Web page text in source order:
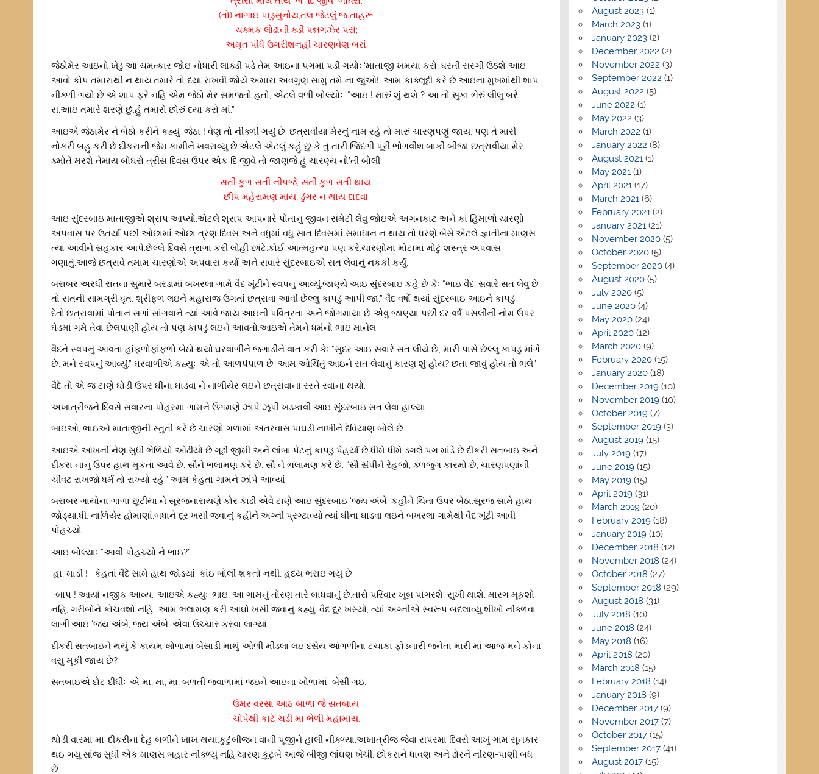
(તો) નાગાઇ પાડુસુંનોય,તલ જેટલું જ તાહરૂં.
ચક્મક લોઢાની ક્ડી પન્નગઝેર પરાં;
અમૃત પીધે ઉગરીશનહી ચારણવેણ બરાં.
જેઠોમેર આઇનો ખેડુ આ ચમત્કાર જોઇ નોધારી લાક્ડી પડે તેમ આઇના પગમાં પડી ગયોઃ ‘માતાજી ખમયા કરો, ધરતી સરગી ઉઠશે આઇ
આવો કોપ તમારાથી ન થાય.તમારે તો દયા રાખવી જોયે અમારા અવગુણ સામું તમે ના જુઓ!’ આમ કાક્લૂદી કરે છે.આઇના મુખમાંથી શાપ
નીક્ળી ગયો છે એ શાપ ફરે નહિ એમ જેઠો મેર સમજતો હતો, એટલે વળી બોલ્યોઃ “આઇ ! મારું શું થશે ? આ તો સુકા ભેરું લીલુ બરે
સ.આઇ તમારે શરણે છું.હું તમારો છોરું દયા કરો માં.”
આઇએ જેઠામેર ને બેઠો કરીને કહ્યું ‘જેઠા ! વેણ તો નીક્ળી ગયું છે. છત્રાવીયા મેરનું નામ રહે તો મારું ચારણપણું જાય, પણ તે મારી
નોકરી બહુ કરી છે.દીકરાની જેમ કામીને ખવરાવ્યું છે.એટલે એટલું કહું છું કે તું તારી જિંદગી પૂરી ભોગવીશ.બાકી બીજા છત્રાવીયા મેર
ક્મોતે મરશે તેમાય બોઘરો ત્રીસ દિવસ ઉપર એક દિ જીવે તો જાણજે હું ચારણ્ય નો’તી બોલી.
સતી કુળ સતી નીપજે, સતી કુળ સતી થાય;
છીપ મહેરામણ માંય, ડુંગર ન થાય દાદવા.
આઇ સુંદરબાઇ માતાજીએ શ્રાપ આપ્યો.એટલે શ્રાપ આપનારે પોતાનુ જીવન સમેટી લેવુ જોઇએ અગનકાટ અને કાં હિમાળો.ચારણો
અપવાસ પર ઉતર્યા પછી ઓછામાં ઓછા ત્રણ દિવસ અને વધુમાં વધુ સાત દિવસમાં સમાધાન ન થાય તો ધરણે બેસે.એટલે જ્ઞાતીના માણસ
ત્યાં આવીને સહકાર આપે.છેલ્લે દિવસે ત્રાગા કરી લોહી છાંટે.કોઈ આત્મહત્યા પણ કરે.ચારણોમાં મોટામાં મોટું શસ્ત્ર અપવાસ
ગણાતું.આજે છત્રાવે તમામ ચારણોએ અપવાસ કર્યો અને સવારે સુંદરબાઇએ સત લેવાનું નકકી કર્યું.
બરાબર અરધી રાતના સુમારે બરડામાં બખરલા ગામે વૈદ ખૂંટીને સ્વપનુ આવ્યું.જાણ્યે આઇ સુંદરબાઇ કહે છે કેઃ “ભાઇ વૈદ, સવારે સત લેવુ છે
તો સતની સામગ્રી ધૃત, શ્રીફ્ળ લઇને મહારાજ ઉગતાં છત્રાવા આવી છેલ્લુ કાપડું આપી જા.” વૈદ વર્ષો થયાં સુંદરબાઇ આઇને કાપડું
દેતો.છત્રાવામાં પોતાન સગાં સાંગવાને ત્યાં આવે જાય.આઇની પવિત્રતા અને જોગમાયા છે એવું જાણ્યા પછી દર વર્ષે પસલીની નોમ ઉપર
ઘેડમાં ગમે તેવા છેલપાણી હોય તો પણ કાપડું લઇને આવતો.આઇએ તેમને ધર્મનો ભાઇ માનેલ.
વૈદને સ્વપનું આવતા હાંફ્ળોફાંફ્ળો બેઠો થયો.ઘરવાળીને જગાડીને વાત કરી કેઃ “સુંદર આઇ સવારે સત લીયે છે, મારી પાસે છેલ્લુ કાપડું માંગે
છે, મને સ્વપનું આવ્યું.” ઘરવાળીએ કહ્યુઃ ‘એ તો આળપંપાળ છે .આમ ઓચિંતું આઇને સત લેવાનું કારણ શું હોય? છતાં જાવું હોય તો ભલે.’
વૈદે તો એ જ ટાણે ઘોડી ઉપર ઘીના ઘાડવા ને નાળીયેર લઇને છત્રાવાના રસ્તે રવાના થયો.
અખાત્રીજને દિવસે સવારના પોહરમાં ગામને ઉગમણે ઝાંપે ઝૂંપી ખડકાવી આઇ સુંદરબાઇ સત લેવા હાલ્યાં.
બાઇઓ, ભાઇઓ માતાજીની સ્તુતી કરે છે.ચારણો ગળામાં અંતરવાસ પાઘડી નાખીને દેવિયાણ બોલે છે.
આઇએ આંખની નેણ સુધી ભેળિયો ઓઢીયો છે.ગૂઢી જીમી અને લાંબા પેટનું કાપડું પેહર્યા છે.ધીમે ધીમે ડગલે પગ માંડે છે.દીકરી સતબાઇ અને
દીકરા નાનુ ઉપર હાથ મુકતા આવે છે. સૌને ભલામણ કરે છે. સૌ ને ભલામણ કરે છે. “સૌ સંપીને રેહજો, ક્ળજુગ કારમો છે, ચારણપણાંની
ચીવટ રાખજો.ધર્મ તો રાખ્યો રહે.” આમ કેહતા ગામને ઝાંપે આવ્યાં.
બરાબર ગાયોના ગાળા છૂટીયા ને સૂરજનારાયણે કોર કાઢી એવે ટાણે આઇ સુંદરબાઇ ‘જય અંબે’ કહીને ચિતા ઉપર બેઠાં.સૂરજ સામે હાથ
જોડ્યા.ધી, નાળિયેર હોમાણાં.બધાને દૂર ખસી જવાનું કહીને અગ્ની પ્રગ્ટાવ્યો.ત્યાં ઘીના ઘાડવા લઇને બખરલા ગામેથી વૈદ ખૂંટી આવી
પોંહચ્યો.
આઇ બોલ્યાઃ “આવી પોંહચ્યો ને ભાઇ?”
‘હા, માડી ! ‘ કેહતાં વૈદે સામે હાથ જોડયાં. કાંઇ બોલી શકતો નથી, હદય ભરાઇ ગયું છે.
‘ બાપ ! આયાં નજીક આવ્ય.’ આઇએ કહ્યુઃ ‘ભાઇ, આ ગામનું તોરણ તારે બાંધવાનું છે.તારો પરિવાર ખૂબ પાંગરશે, સુખી થાશે, મારગ મૂકશો
નહિ, ગરીબોને કોચવશો નહિ.’ આમ ભલામણ કરી આઘો ખસી જવાનું કહ્યું. વૈદ દૂર ખસ્યો, ત્યાં અગ્નીએ સ્વરૂપ બદલાવ્યું.શીખો નીક્ળવા
લાગી.આઇ ‘જય અંબે, જય અંબે’ એવા ઉચ્ચાર કરવા લાગ્યાં.
દીકરી સતબાઇને થયું કે કાયમ ખોળામાં બેસાડી માથું ઓળી મીંડલા લઇ દસેય આંગળીના ટચાકાં ફોડનારી જનેતા મારી માં આજ મને કોના
વસુ મૂકી જાય છે?
સતબાઇએ દોટ દીધીઃ ‘એ મા, મા, મા, બળતી જવાળામાં જઇને આઇના ખોળામાં બેસી ગઇ.
ઉમર વરસાં આઠ બાળા જે સતબાય;
ચોપેથી કાટે ચડી મા ભેળી મહામાય.
થોડી વારમાં મા-દીકરીના દેહ બળીને ખાખ થયા.કુટુંબીજન વાની પૂજીને હાલી નીક્ળ્યા.અખાત્રીજ જેવા સપરમાં દિવસે આખું ગામ સૂનકાર
થઇ ગયું.સાંજ સુધી એક માણસ બહાર નીક્ળ્યું નહિ.ચારણ કુટુંબે આજે બીજી લાંઘણ ખેંચી. છોકરાને ધાવણ અને ઢોરને નીરણ-પાણી બંધ
છે.
August 2023(1)
March 2023(1)
January 2023(2)
December 2022 (2)
November 2022 (3)
September 2022 (1)
August 2022 (5)
June 2022 (1)
May 2022 (3)
March 2022 (1)
January 2022 (8)
August 2021(1)
May 2021(1)
April 2021(17)
March 2021(6)
February 2021(2)
January 2021(21)
November 2020(5)
October 2020(5)
September 2020(4)
August 2020(5)
July 2020(5)
June 2020(4)
May 2020(24)
April 2020(12)
March 2020(9)
February 2020(15)
January 2020(18)
December 2019(10)
November 2019(10)
October 2019(7)
September 2019(3)
August 2019(15)
July 2019(17)
June 2019(15)
May 2019(15)
April 2019(31)
March 2019(20)
February 2019(18)
January 2019(10)
December 2018 (12)
November 2018 (24)
October 2018 (27)
September 2018 (29)
August 2018 (31)
July 2018 (10)
June 2018 (24)
May 2018 (16)
April 2018 (20)
March 2018 (15)
February 2018 (14)
January 2018 (9)
December 2017(9)
November 2017(7)
October 2017(15)
September 2017(41)
August 2017(15)